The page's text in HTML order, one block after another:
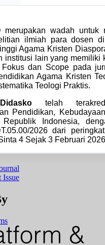
merupakan wadah untuk
ilmiah para dosen
Agama Kristen
institusi lain yang memiliki
Fokus dan Scope pada
Agama Kristen
Teologi Praktis.
telah
Pendidikan,
Republik Indonesia,
2026 dari
4 Sejak 3 Februari 2026
Issue